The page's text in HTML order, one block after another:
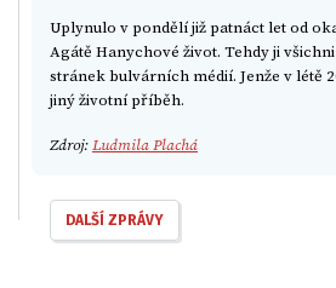
Uplynulo v pondělí již patnáct let od
Agátě Hanychové život. Tehdy ji
stránek bulvárních médií. Jenže v létě
jiný životní příběh.
Zdroj:Ludmila Plachá
DALŠÍ ZPRÁVY